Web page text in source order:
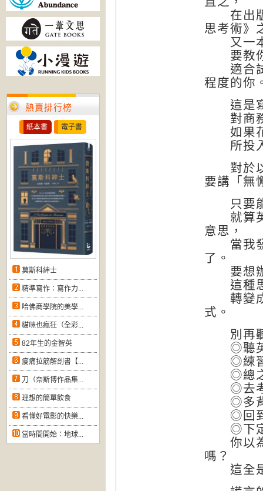
熱賣排行榜
紙本書 電子書
莫斯科紳士
精準寫作：寫作力...
哈佛商學院的美學...
貓咪也瘋狂（全彩...
82年生的金智英
痠痛拉筋解剖書【...
刀（奈斯博作品集...
理想的簡單飲食
看懂好電影的快樂...
當時間開始：地球...
在出版
思考術》
又一本
要教你
適合試
程度的你
這是寫
對商務
如果花
所投入
對於以
要講「無
只要能
就算英
意思，
當我發
了。
要想辦
這種思
轉變成
式。
別再聽
◎聽英
◎練習
◎總之
◎去考
◎多背
◎回到
◎下定
你以為
嗎？
這全是